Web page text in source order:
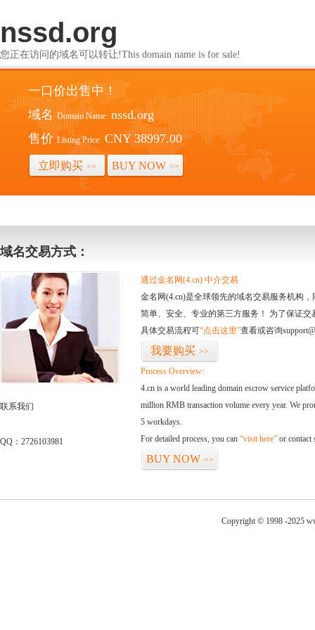
nssd.org
您正在访问的域名可以转让!This domain name is for sale!
一口价出售中！
域名 Domain Name: nssd.org
售价 Listing Price: CNY 38997.00
立即购买 >> BUY NOW >>
域名交易方式：
联系我们
QQ：2726103981
通过金名网(4.cn) 中介交易
金名网(4.cn)是全球领先的域名交易服务机构
简单、安全、专业的第三方服务！ 为了保证
具体交易流程可“点击这里”查看或咨询
我要购买 >>
Process Overview:
4.cn is a world leading domain escrow service
million RMB transaction volume every year. We
5 workdays.
For detailed process, you can “visit here” or contact
BUY NOW >>
Copyright © 1998 -2025